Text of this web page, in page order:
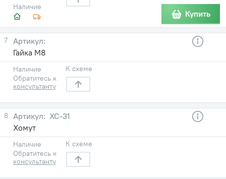
Наличие
Купить
7
Гайка М8
Наличие
Обратитесь к
консультанту
К схеме
8
ХС-31
Хомут
Наличие
Обратитесь к
консультанту
К схеме